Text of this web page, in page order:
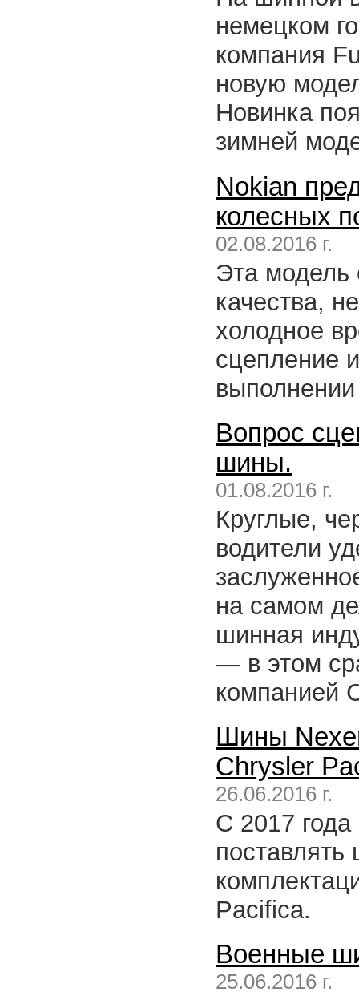
немецком
компания
новую
Новинка
зимней
Nokian
колесных
02.08.2016 г.
Эта модель
качества,
холодное
сцепление
Вопрос
шины.
01.08.2016 г.
Круглые,
водители
на самом
шинная
— в этом
компанией
Шины
Chrysler
26.06.2016 г.
С 2017
Pacifica.
Военные
25.06.2016 г.